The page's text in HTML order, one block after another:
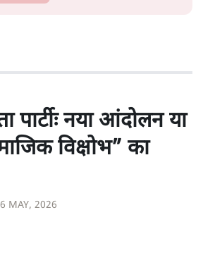
पार्टीः नया आंदोलन या
विक्षोभ” का
MAY, 2026